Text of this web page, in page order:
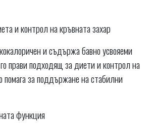
и контрол на кръвната захар
и съдържа бавно усвояеми
прави подходящ за диети и контрол на
помага за поддържане на стабилни
функция